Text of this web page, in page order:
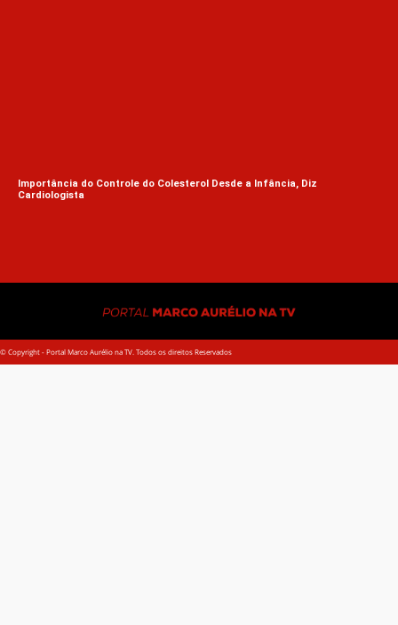
Importância do Controle do Colesterol Desde a Infância, Diz
Cardiologista
© Copyright - Portal Marco Aurélio na TV. Todos os direitos Reservados